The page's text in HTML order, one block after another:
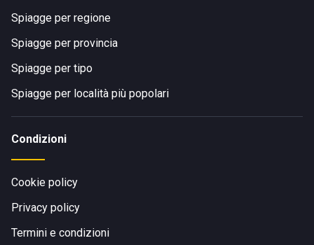
Spiagge per regione
Spiagge per provincia
Spiagge per tipo
Spiagge per località più popolari
Condizioni
Cookie policy
Privacy policy
Termini e condizioni